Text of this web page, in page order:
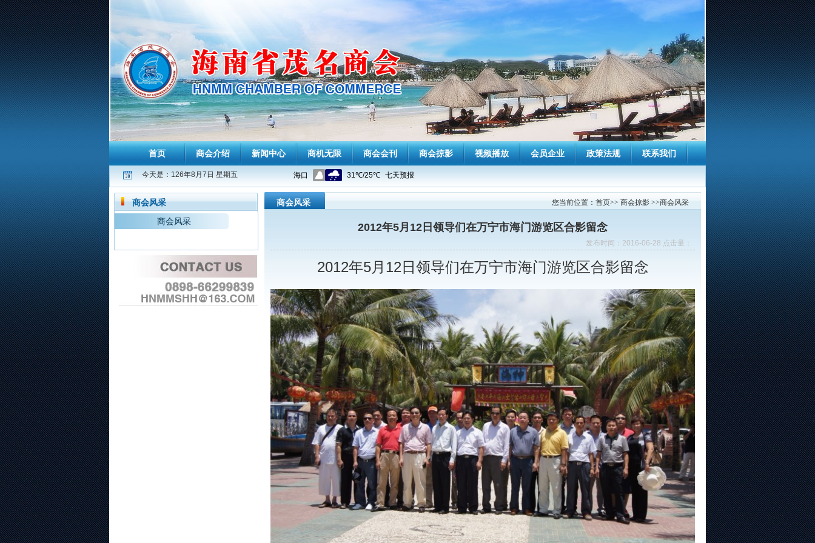
首页 商会介绍 新闻中心 商机无限 商会会刊 商会掠影 视频播放 会员企业 政策法规 联系我们
今天是：126年8月7日 星期五
商会风采
商会风采
您当前位置：首页>> 商会掠影 >>商会风采
商会风采
2012年5月12日领导们在万宁市海门游览区合影留念
发布时间：2016-06-28 点击量：
2012年5月12日领导们在万宁市海门游览区合影留念